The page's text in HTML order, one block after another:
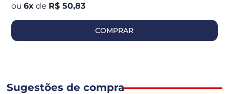
6x de R$ 50,83
COMPRAR
Sugestões de compra